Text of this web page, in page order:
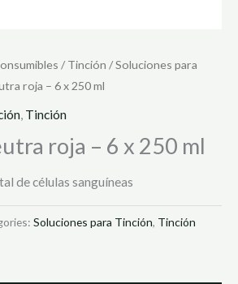
/Tinción /Soluciones para
roja – 6 x 250 ml
Tinción
roja – 6 x 250 ml
de células sanguíneas
Soluciones para Tinción, Tinción